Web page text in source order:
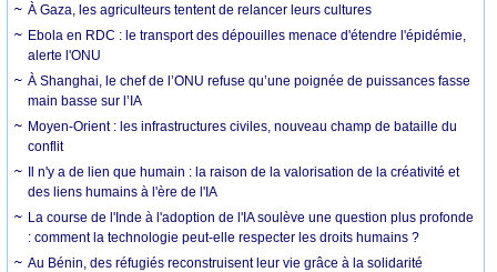
À Gaza, les agriculteurs tentent de relancer leurs cultures
Ebola en RDC : le transport des dépouilles menace d'étendre l'épidémie,
alerte l'ONU
À Shanghai, le chef de l’ONU refuse qu’une poignée de puissances fasse
main basse sur l’IA
Moyen-Orient : les infrastructures civiles, nouveau champ de bataille du
conflit
Il n'y a de lien que humain : la raison de la valorisation de la créativité et
des liens humains à l'ère de l'IA
La course de l'Inde à l'adoption de l'IA soulève une question plus profonde
: comment la technologie peut-elle respecter les droits humains ?
Au Bénin, des réfugiés reconstruisent leur vie grâce à la solidarité